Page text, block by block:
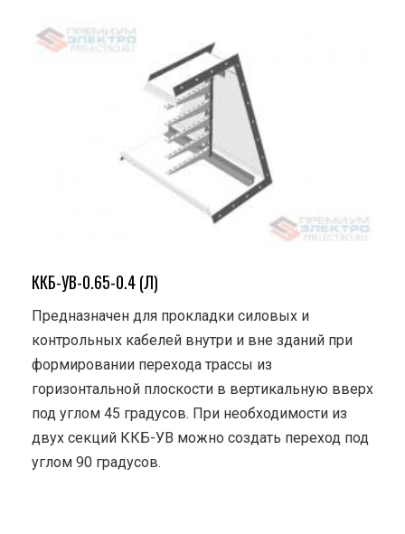
ККБ-УВ-0.65-0.4 (Л)
Предназначен для прокладки силовых и
контрольных кабелей внутри и вне зданий при
формировании перехода трассы из
горизонтальной плоскости в вертикальную вверх
под углом 45 градусов. При необходимости из
двух секций ККБ-УВ можно создать переход под
углом 90 градусов.